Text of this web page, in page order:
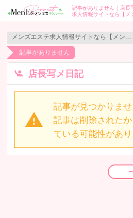
記事がありません｜店長
求人情報サイトなら【メ
記事がありません
店長写メ日記
記事が見つかりませ
記事は削除された
ている可能性があり